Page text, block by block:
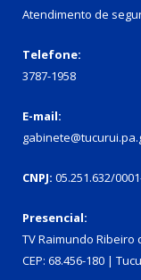
Atendimento de
Telefone:
3787-1958
E-mail:
CNPJ: 05.251.632/
Presencial:
TV Raimundo Ribeiro
CEP: 68.456-180 |